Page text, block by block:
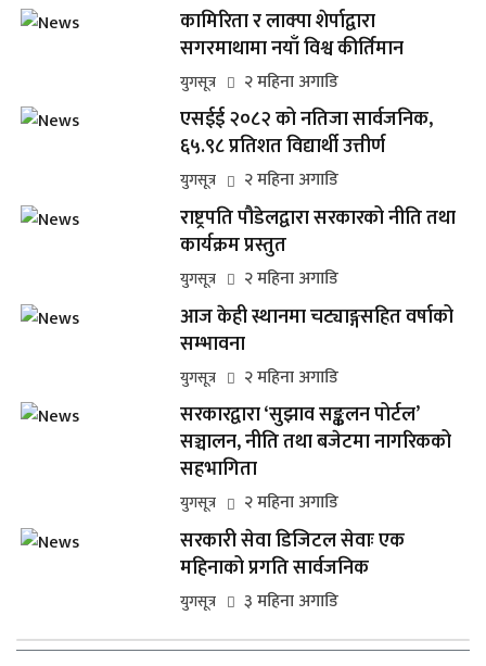
कामिरिता र लाक्पा शेर्पाद्वारा
सगरमाथामा नयाँ विश्व कीर्तिमान
युगसूत्र २ महिना अगाडि
एसईई २०८२ को नतिजा सार्वजनिक,
६५.९८ प्रतिशत विद्यार्थी उत्तीर्ण
युगसूत्र २ महिना अगाडि
राष्ट्रपति पौडेलद्वारा सरकारको नीति तथा
कार्यक्रम प्रस्तुत
युगसूत्र २ महिना अगाडि
आज केही स्थानमा चट्याङ्गसहित वर्षाको
सम्भावना
युगसूत्र २ महिना अगाडि
सरकारद्वारा ‘सुझाव सङ्कलन पोर्टल’
सञ्चालन, नीति तथा बजेटमा नागरिकको
सहभागिता
युगसूत्र २ महिना अगाडि
सरकारी सेवा डिजिटल सेवाः एक
महिनाको प्रगति सार्वजनिक
युगसूत्र ३ महिना अगाडि